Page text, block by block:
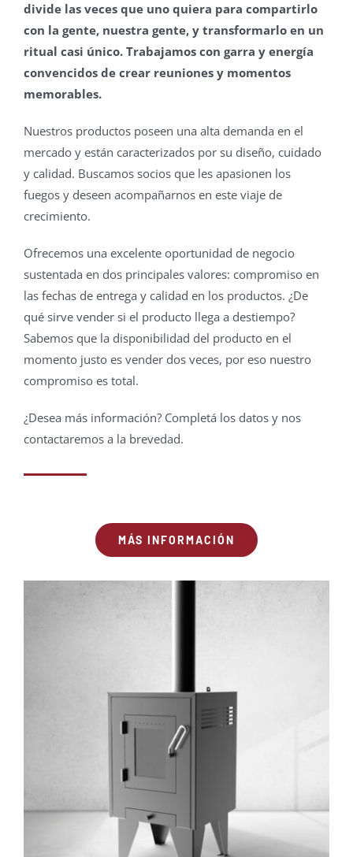
divide las veces que uno quiera para compartirlo
con la gente, nuestra gente, y transformarlo en un
ritual casi único. Trabajamos con garra y energía
convencidos de crear reuniones y momentos
memorables.
Nuestros productos poseen una alta demanda en el
mercado y están caracterizados por su diseño, cuidado
y calidad. Buscamos socios que les apasionen los
fuegos y deseen acompañarnos en este viaje de
crecimiento.
Ofrecemos una excelente oportunidad de negocio
sustentada en dos principales valores: compromiso en
las fechas de entrega y calidad en los productos. ¿De
qué sirve vender si el producto llega a destiempo?
Sabemos que la disponibilidad del producto en el
momento justo es vender dos veces, por eso nuestro
compromiso es total.
¿Desea más información? Completá los datos y nos
contactaremos a la brevedad.
MÁS INFORMACIÓN